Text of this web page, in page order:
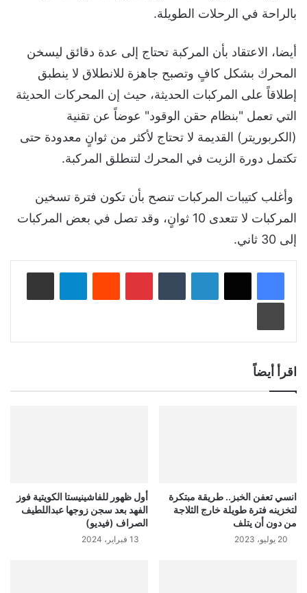
بالراحة في الرحلات الطويلة.
أيضا، الاعتقاد بأن المركبة تحتاج إلى عدة دقائق ليسخن
المحرك بشكل كافٍ وتصبح جاهزة للانطلاق لا ينطبق
إطلاقاً على المركبات الحديثة، حيث إن المحركات الحديثة
التي تعمل "بنظام حقن الوقود" عوضاً عن تقنية
(الكربوريتر) القديمة لا تحتاج لأكثر من ثوانٍ معدودة حتى
تكتمل دورة الزيت في المحرك لتنطلق المركبة.
وأغلب كتيبات المركبات تنصح بأن تكون فترة تسخين
المركبات لا تتعدى 10 ثوانٍ، وقد تصل في بعض المركبات
إلى 30 ثاني.
لينكدإن بينتيريست
اقرأ أيضاً
انسي تعفن الخبز.. طريقة مبتكرة
لتخزينه فترة طويلة خارج الثلاجة
من دون أن يتلف
20 يوليو، 2023
أول ظهور للفاشينيستا الكويتية فوز
الفهد بعد سجن زوجها عبداللطيف
الصراف (فيديو)
13 فبراير، 2024